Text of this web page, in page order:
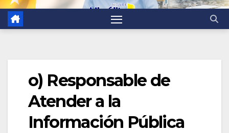
o) Responsable de
Atender a la
Información Pública